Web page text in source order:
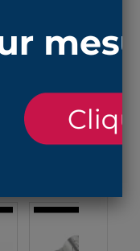
graisses et
-30°C à